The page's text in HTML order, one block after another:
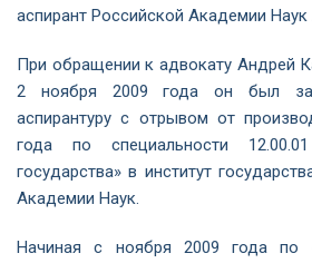
аспирант Российской Академии
При обращении к адвокату Андрей
2 ноября 2009 года он был
аспирантуру с отрывом от
года по специальности
государства» в институт
Академии Наук.
Начиная с ноября 2009 года по